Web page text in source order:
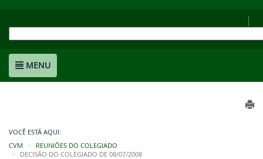
MENU
VOCÊ ESTÁ AQUI:
CVM
REUNIÕES DO COLEGIADO
DECISÃO DO COLEGIADO DE 08/07/2008